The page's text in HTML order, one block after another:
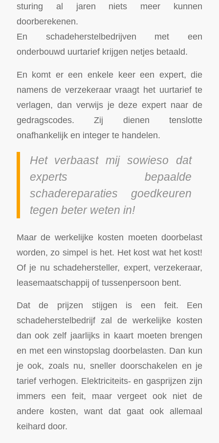
sturing al jaren niets meer kunnen
doorberekenen.
En schadeherstelbedrijven met een
onderbouwd uurtarief krijgen netjes betaald.
En komt er een enkele keer een expert, die
namens de verzekeraar vraagt het uurtarief te
verlagen, dan verwijs je deze expert naar de
gedragscodes. Zij dienen tenslotte
onafhankelijk en integer te handelen.
Het verbaast mij sowieso dat
experts bepaalde
schadereparaties goedkeuren
tegen beter weten in!
Maar de werkelijke kosten moeten doorbelast
worden, zo simpel is het. Het kost wat het kost!
Of je nu schadehersteller, expert, verzekeraar,
leasemaatschappij of tussenpersoon bent.
Dat de prijzen stijgen is een feit. Een
schadeherstelbedrijf zal de werkelijke kosten
dan ook zelf jaarlijks in kaart moeten brengen
en met een winstopslag doorbelasten. Dan kun
je ook, zoals nu, sneller doorschakelen en je
tarief verhogen. Elektriciteits- en gasprijzen zijn
immers een feit, maar vergeet ook niet de
andere kosten, want dat gaat ook allemaal
keihard door.